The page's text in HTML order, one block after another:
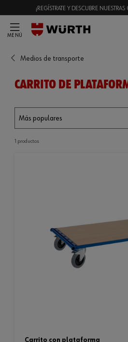
¡REGÍSTRATE Y DESCUBRE NUESTRAS
MENÚ
Medios de transporte
CARRITO DE
1 productos
carrito con plataforma